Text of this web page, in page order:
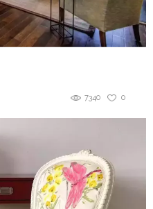
0
7340